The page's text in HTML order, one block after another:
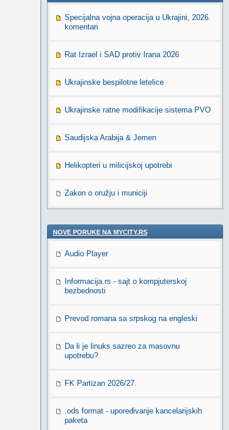
Specijalna vojna operacija u Ukrajini, 2026.
komentari
Rat Izrael i SAD protiv Irana 2026
Ukrajinske bespilotne letelice
Ukrajinske ratne modifikacije sistema PVO
Saudijska Arabija & Jemen
Helikopteri u milicijskoj upotrebi
Zakon o oružju i municiji
NOVE PORUKE NA MYCITY.RS
Audio Player
Informacija.rs - sajt o kompjuterskoj
bezbednosti
Prevod romana sa srpskog na engleski
Da li je linuks sazreo za masovnu
upotrebu?
FK Partizan 2026/27.
.ods format - upoređivanje kancelarijskih
paketa